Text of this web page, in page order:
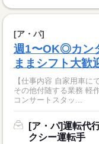
[ア・パ]
週1〜OK◎カン
ままシフト大歓
【仕事内容 自家用車に
その他付随する業務 軽
コンサートスタッ...
[ア・パ]運転代
クシー運転手